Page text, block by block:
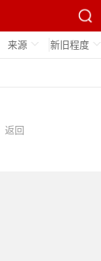
来源 新旧程度
返回